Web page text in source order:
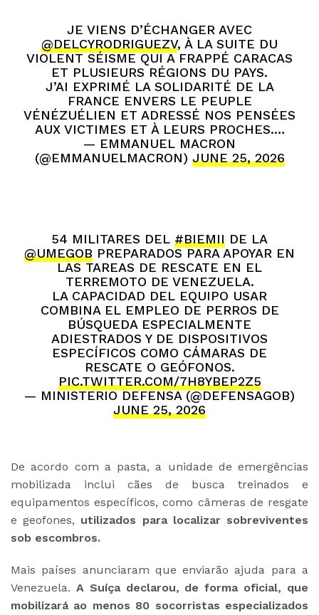
JE VIENS D’ÉCHANGER AVEC
@DELCYRODRIGUEZV, À LA SUITE DU
VIOLENT SÉISME QUI A FRAPPÉ CARACAS
ET PLUSIEURS RÉGIONS DU PAYS.
J’AI EXPRIMÉ LA SOLIDARITÉ DE LA
FRANCE ENVERS LE PEUPLE
VÉNÉZUÉLIEN ET ADRESSÉ NOS PENSÉES
AUX VICTIMES ET À LEURS PROCHES.…
— EMMANUEL MACRON
(@EMMANUELMACRON) JUNE 25, 2026
54 MILITARES DEL #BIEMII DE LA
@UMEGOB PREPARADOS PARA APOYAR EN
LAS TAREAS DE RESCATE EN EL
TERREMOTO DE VENEZUELA.
LA CAPACIDAD DEL EQUIPO USAR
COMBINA EL EMPLEO DE PERROS DE
BÚSQUEDA ESPECIALMENTE
ADIESTRADOS Y DE DISPOSITIVOS
ESPECÍFICOS COMO CÁMARAS DE
RESCATE O GEÓFONOS.
PIC.TWITTER.COM/7H8YBEP2Z5
— MINISTERIO DEFENSA (@DEFENSAGOB)
JUNE 25, 2026
De acordo com a pasta, a unidade de emergências
mobilizada inclui cães de busca treinados e
equipamentos específicos, como câmeras de resgate
e geofones, utilizados para localizar sobreviventes
sob escombros.
Mais países anunciaram que enviarão ajuda para a
Venezuela. A Suíça declarou, de forma oficial, que
mobilizará ao menos 80 socorristas especializados